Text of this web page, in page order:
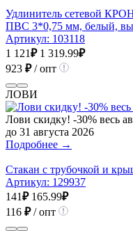
Удлинитель сетевой
ПВС 3*0,75 мм, белый,
Артикул: 103118
1 121₽ 1 319.99₽
923 ₽/ опт
ЛОВИ
Лови скидку! -30% весь
до 31 августа 2026
Подробнее →
Стакан с трубочкой и
Артикул: 129937
141₽ 165.99₽
116 ₽/ опт